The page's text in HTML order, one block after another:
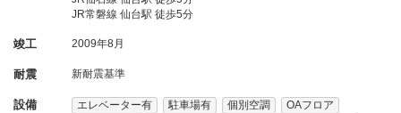
JR常磐線 仙台駅 徒歩5分
竣工 2009年8月
耐震 新耐震基準
設備 エレベーター有 駐車場有 個別空調
OAフロア